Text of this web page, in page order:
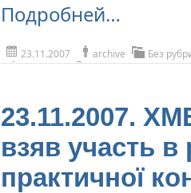
Подробней…
23.11.2007 archive Без
23.11.2007.
взяв участь в
практичної